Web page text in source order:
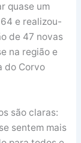
quase um
e realizou-
de 47 novas
na região e
do Corvo
são claras:
sentem mais